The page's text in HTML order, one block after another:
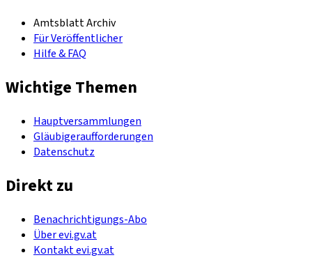
Amtsblatt Archiv
Für Veröffentlicher
Hilfe & FAQ
Wichtige Themen
Hauptversammlungen
Gläubigeraufforderungen
Datenschutz
Direkt zu
Benachrichtigungs-Abo
Über evi.gv.at
Kontakt evi.gv.at